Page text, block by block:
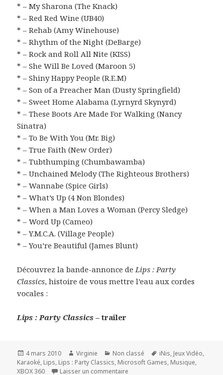
* – My Sharona (The Knack)
* – Red Red Wine (UB40)
* – Rehab (Amy Winehouse)
* – Rhythm of the Night (DeBarge)
* – Rock and Roll All Nite (KISS)
* – She Will Be Loved (Maroon 5)
* – Shiny Happy People (R.E.M)
* – Son of a Preacher Man (Dusty Springfield)
* – Sweet Home Alabama (Lyrnyrd Skynyrd)
* – These Boots Are Made For Walking (Nancy
Sinatra)
* – To Be With You (Mr. Big)
* – True Faith (New Order)
* – Tubthumping (Chumbawamba)
* – Unchained Melody (The Righteous Brothers)
* – Wannabe (Spice Girls)
* – What’s Up (4 Non Blondes)
* – When a Man Loves a Woman (Percy Sledge)
* – Word Up (Cameo)
* – Y.M.C.A. (Village People)
* – You’re Beautiful (James Blunt)
Découvrez la bande-annonce deLips : Party
Classics, histoire de vous mettre l’eau aux cordes
vocales :
Lips : Party Classics – trailer
Publié
le
4 mars 2010 Auteur
Virginie Catégories
Non classé
Mots-
clés
iNis, Jeux Vidéo,
Karaoké, Lips, Lips : Party Classics, Microsoft Games, Musique,
XBOX 360
Laisser un commentaire